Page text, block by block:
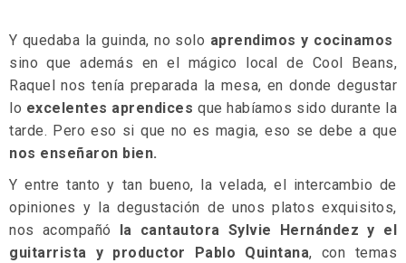
Y quedaba la guinda, no solo aprendimos y cocinamos
sino que además en el mágico local de Cool Beans,
Raquel nos tenía preparada la mesa, en donde degustar
lo excelentes aprendices que habíamos sido durante la
tarde. Pero eso si que no es magia, eso se debe a que
nos enseñaron bien.
Y entre tanto y tan bueno, la velada, el intercambio de
opiniones y la degustación de unos platos exquisitos,
nos acompañó la cantautora Sylvie Hernández y el
guitarrista y productor Pablo Quintana, con temas